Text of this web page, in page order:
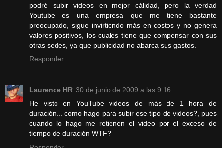
podré subir videos en mejor cálidad, pero la verdad
Youtube es una empresa que me tiene bastante
preocupado, sigue invirtiendo más en costos y no genera
valores positivos, los cuales tiene que compensar con sus
otras sedes, ya que publicidad no abarca sus gastos.
Responder
Laurence HR 30 de junio de 2009 a las 9:16
He visto en YouTube videos de más de 1 hora de
duración... como hago para subir ese tipo de videos?, pues
cuando lo hago me retienen el video por el exceso de
tiempo de duración WTF?